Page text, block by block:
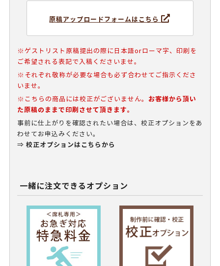
原稿アップロードフォームはこちら
※ゲストリスト原稿提出の際に日本語orローマ字、印刷を
ご希望される表記で入稿くださいませ。
※それぞれ敬称が必要な場合も必ず合わせてご指示くださ
いませ。
※こちらの商品には校正がございません。 お客様から頂い
た原稿のままで印刷させて頂きます。
事前に仕上がりを確認されたい場合は、校正オプションをあ
わせてお申込みください。
⇒ 校正オプションはこちらから
一緒に注文できるオプション